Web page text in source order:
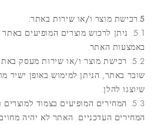
5.רכישת מוצר ו/או שירות באתר:
5.1. ניתן לרכוש מוצרים המופיעים
באמצעות האתר.
5.2. רכישת מוצר ו/או שירות מעסק
שובר באתר, הניתן למימוש באופן ישיר
שיוצגו להלן.
5.3. המחירים המופיעים בצמוד
המחירים העדכניים. האתר לא יהיה